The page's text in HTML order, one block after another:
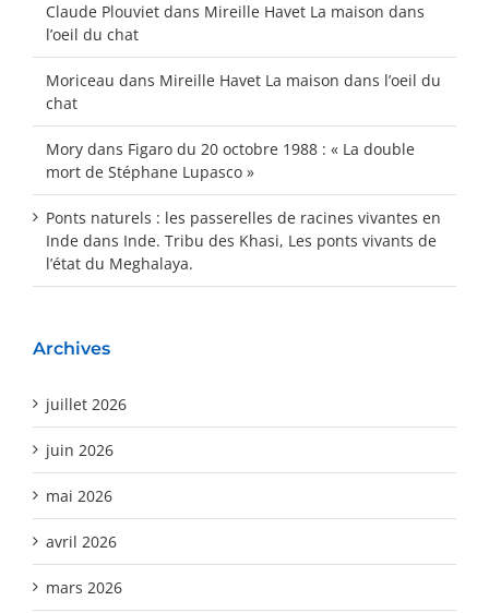
Claude Plouviet dans Mireille Havet La maison dans
l’oeil du chat
Moriceau dans Mireille Havet La maison dans l’oeil du
chat
Mory dans Figaro du 20 octobre 1988 : « La double
mort de Stéphane Lupasco »
Ponts naturels : les passerelles de racines vivantes en
Inde dans Inde. Tribu des Khasi, Les ponts vivants de
l’état du Meghalaya.
Archives
juillet 2026
juin 2026
mai 2026
avril 2026
mars 2026